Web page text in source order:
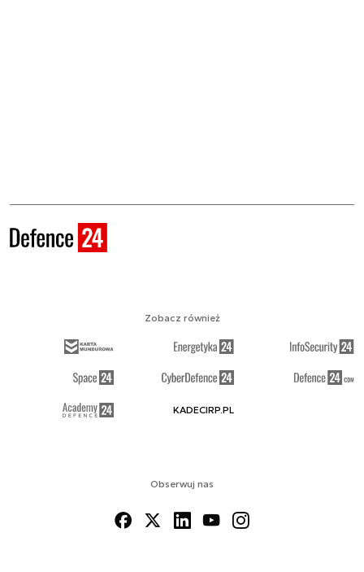
Obserwuj nas
Zobacz również
KADECIRP.PL